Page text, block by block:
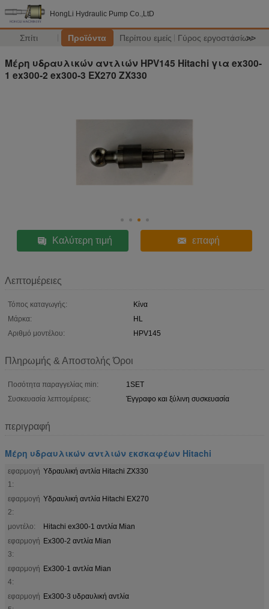
HongLi Hydraulic Pump Co.,LtD
Σπίτι Προϊόντα Περίπου εμείς Γύρος εργοστασίων
>>
Μέρη υδραυλικών αντλιών HPV145 Hitachi για ex300-
1 ex300-2 ex300-3 EX270 ZX330
Καλύτερη τιμή επαφή
Λεπτομέρειες
Τόπος καταγωγής:
Κίνα
Μάρκα:
HL
Αριθμό μοντέλου:
HPV145
Πληρωμής & Αποστολής Όροι
Ποσότητα παραγγελίας min:
1SET
Συσκευασία λεπτομέρειες:
Έγγραφο και ξύλινη συσκευασία
περιγραφή
Μέρη υδραυλικών αντλιών εκσκαφέων Hitachi
εφαρμογή
1:
Υδραυλική αντλία Hitachi ZX330
εφαρμογή
2:
Υδραυλική αντλία Hitachi EX270
μοντέλο:
Hitachi ex300-1 αντλία Mian
εφαρμογή
3:
Ex300-2 αντλία Mian
εφαρμογή
4:
Ex300-1 αντλία Mian
εφαρμογή Ex300-3 υδραυλική αντλία